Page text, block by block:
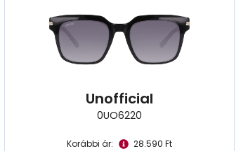
Unofficial
0UO6220
Korábbi ár: 28.590 Ft